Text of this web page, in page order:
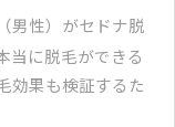
男性）がセドナ脱
当に脱毛ができる
効果も検証するた